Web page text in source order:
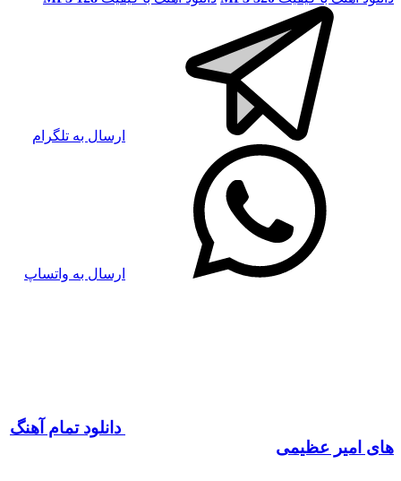
ارسال به تلگرام
ارسال به واتساپ
دانلود تمام آهنگ
های امیر عظیمی